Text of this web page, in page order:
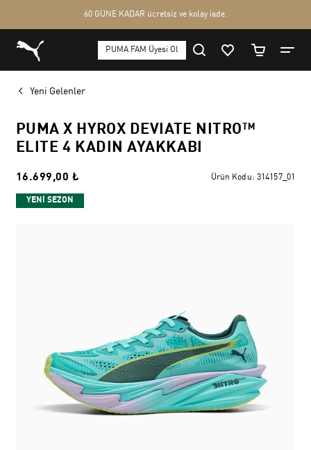
Yeni Gelenler
PUMA X HYROX DEVIATE NITRO™
ELITE 4 KADIN AYAKKABI
16.699,00 ₺ Ürün Kodu: 314157_01
YENİ SEZON